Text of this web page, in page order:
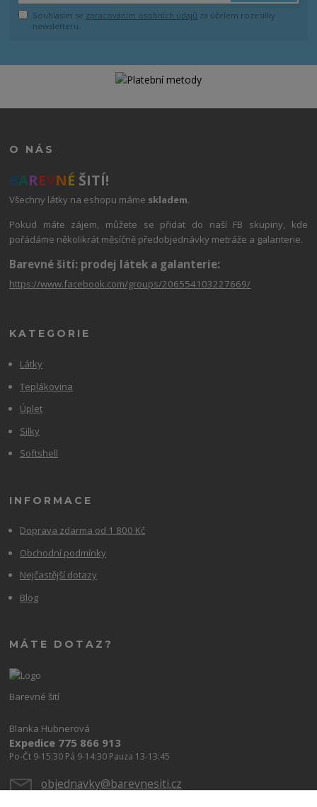
Souhlasím se zpracováním osobních údajů za účelem rozesílky
newsletteru.
O NÁS
BAREVNÉ ŠITÍ!
Všechny látky na eshopu máme skladem.
Pokud máte zájem, můžete se přidat do naší FB skupiny, kde
pořádáme několikrát měsíčně předobjednávky metráže a galanterie.
Barevné šití: prodej látek a galanterie:
https://www.facebook.com/groups/206554103227669/
KATEGORIE
Látky
Teplákovina
Úplet
Silky
Softshell
INFORMACE
Doprava zdarma od 1 800 Kč
Obchodní podmínky
Nejčastější dotazy
Blog
MÁTE DOTAZ?
Barevné šití
Blanka Hubnerová
Expedice 775 866 913
Po-Čt 9-15:30 Pá 9-14:30 Pauza 13-13:45
objednavky@barevnesiti.cz